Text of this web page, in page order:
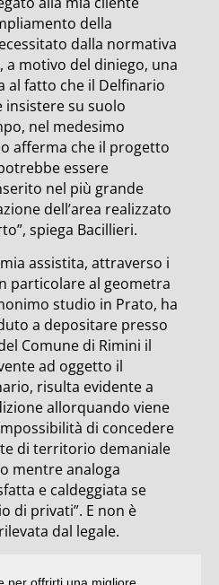
della
dalla normativa
a motivo del diniego, una
al fatto che il Delfinario
su suolo
nel medesimo
afferma che il progetto
essere
nel più grande
dell’area realizzato
spiega Bacillieri.
assistita, attraverso i
particolare al geometra
studio in Prato, ha
a depositare presso
Comune di Rimini il
ad oggetto il
risulta evidente a
allorquando viene
di concedere
di territorio demaniale
mentre analoga
e caldeggiata se
di privati”. E non è
dal legale.